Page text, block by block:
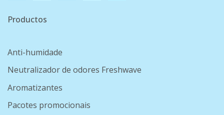
Productos
Anti-humidade
Neutralizador de odores Freshwave
Aromatizantes
Pacotes promocionais